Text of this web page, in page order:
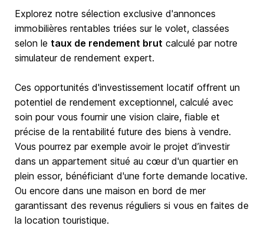
Explorez notre sélection exclusive d'annonces
immobilières rentables triées sur le volet, classées
selon le taux de rendement brut calculé par notre
simulateur de rendement expert.
Ces opportunités d'investissement locatif offrent un
potentiel de rendement exceptionnel, calculé avec
soin pour vous fournir une vision claire, fiable et
précise de la rentabilité future des biens à vendre.
Vous pourrez par exemple avoir le projet d’investir
dans un appartement situé au cœur d'un quartier en
plein essor, bénéficiant d'une forte demande locative.
Ou encore dans une maison en bord de mer
garantissant des revenus réguliers si vous en faites de
la location touristique.